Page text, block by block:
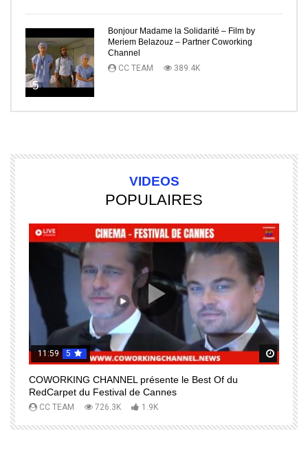
5
Bonjour Madame la Solidarité – Film by
Meriem Belazouz – Partner Coworking
Channel
CC TEAM
389.4K
VIDEOS
POPULAIRES
Regardez Plus Tard
11:59 5
COWORKING CHANNEL présente le Best Of du
RedCarpet du Festival de Cannes
CC TEAM 726.3K 1.9K